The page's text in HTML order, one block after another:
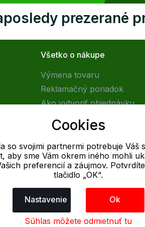
prezerané
Všetko o nákupe
Výmena tovaru
Reklamačný poriadok
Ako vytvoriť objednávku
Obchodné podmienky
Doprava
E-mail
Online
info@outletovamoda.sk
Cookies
so svojimi partnermi potrebuje Váš
aby sme Vám okrem iného mohli
preferencií a záujmov.
tlačidlo „OK“.
Nastavenie Ok
Súhlas môžete odmietnuť tu